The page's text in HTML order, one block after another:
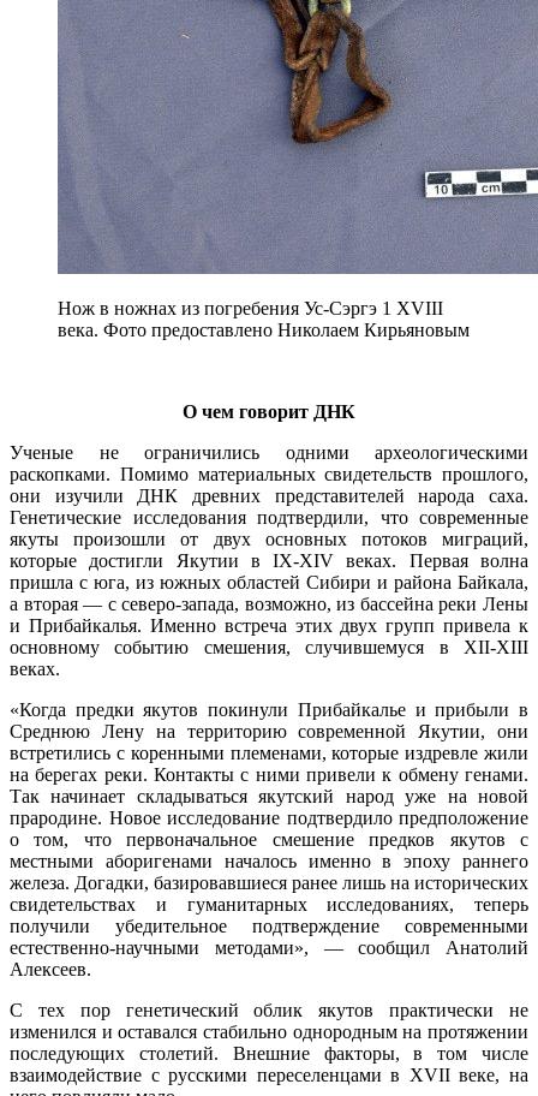
Нож в ножнах из погребения Ус-Сэргэ 1 XVIII
века. Фото предоставлено Николаем Кирьяновым
О чем говорит ДНК
Ученые не ограничились одними археологическими
раскопками. Помимо материальных свидетельств прошлого,
они изучили ДНК древних представителей народа саха.
Генетические исследования подтвердили, что современные
якуты произошли от двух основных потоков миграций,
которые достигли Якутии в IX-XIV веках. Первая волна
пришла с юга, из южных областей Сибири и района Байкала,
а вторая — с северо-запада, возможно, из бассейна реки Лены
и Прибайкалья. Именно встреча этих двух групп привела к
основному событию смешения, случившемуся в XII-XIII
веках.
«Когда предки якутов покинули Прибайкалье и прибыли в
Среднюю Лену на территорию современной Якутии, они
встретились с коренными племенами, которые издревле жили
на берегах реки. Контакты с ними привели к обмену генами.
Так начинает складываться якутский народ уже на новой
прародине. Новое исследование подтвердило предположение
о том, что первоначальное смешение предков якутов с
местными аборигенами началось именно в эпоху раннего
железа. Догадки, базировавшиеся ранее лишь на исторических
свидетельствах и гуманитарных исследованиях, теперь
получили убедительное подтверждение современными
естественно-научными методами», — сообщил Анатолий
Алексеев.
С тех пор генетический облик якутов практически не
изменился и оставался стабильно однородным на протяжении
последующих столетий. Внешние факторы, в том числе
взаимодействие с русскими переселенцами в XVII веке, на